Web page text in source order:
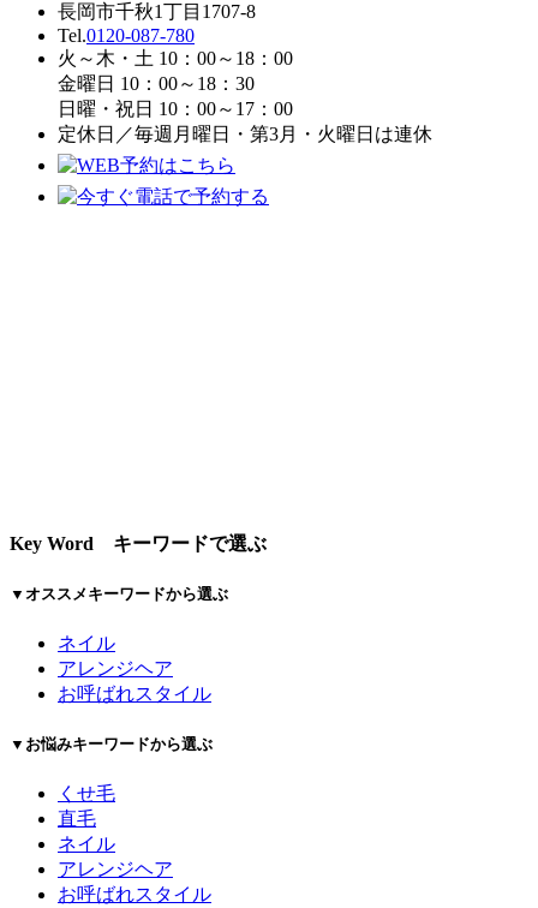
長岡市千秋1丁目1707-8
Tel.0120-087-780
火～木・土 10：00～18：00
金曜日 10：00～18：30
日曜・祝日 10：00～17：00
定休日／毎週月曜日・第3月・火曜日は連休
Key Word キーワードで選ぶ
▼オススメキーワードから選ぶ
ネイル
アレンジヘア
お呼ばれスタイル
▼お悩みキーワードから選ぶ
くせ毛
直毛
ネイル
アレンジヘア
お呼ばれスタイル